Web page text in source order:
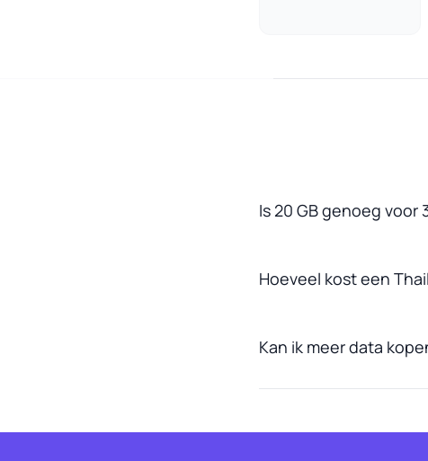
Is 20 GB genoeg voor
Hoeveel kost een
Kan ik meer data